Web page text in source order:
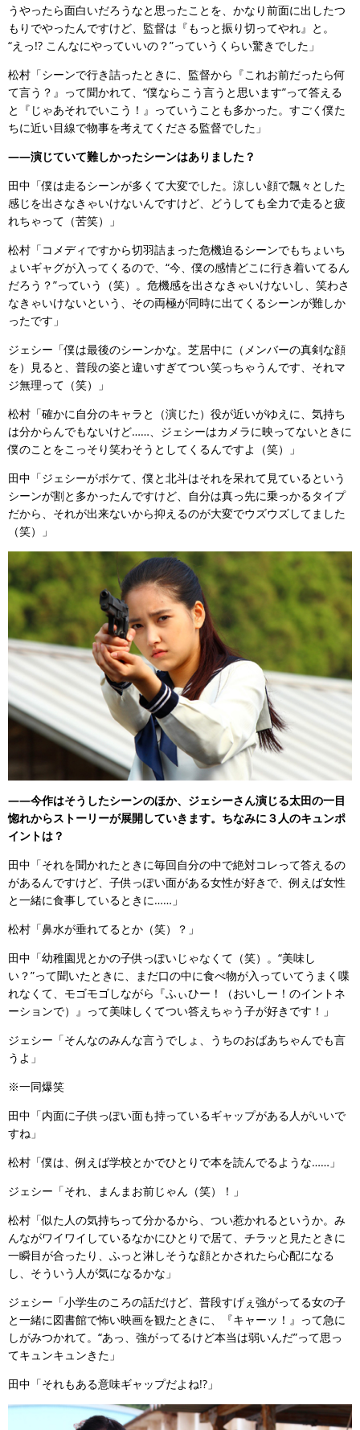
うやったら面白いだろうなと思ったことを、かなり前面に出したつ
もりでやったんですけど、監督は『もっと振り切ってやれ』と。
“えっ!? こんなにやっていいの？”っていうくらい驚きでした」
松村「シーンで行き詰ったときに、監督から『これお前だったら何
て言う？』って聞かれて、“僕ならこう言うと思います”って答える
と『じゃあそれでいこう！』っていうことも多かった。すごく僕た
ちに近い目線で物事を考えてくださる監督でした」
――演じていて難しかったシーンはありました？
田中「僕は走るシーンが多くて大変でした。涼しい顔で飄々とした
感じを出さなきゃいけないんですけど、どうしても全力で走ると疲
れちゃって（苦笑）」
松村「コメディですから切羽詰まった危機迫るシーンでもちょいち
ょいギャグが入ってくるので、“今、僕の感情どこに行き着いてるん
だろう？”っていう（笑）。危機感を出さなきゃいけないし、笑わさ
なきゃいけないという、その両極が同時に出てくるシーンが難しか
ったです」
ジェシー「僕は最後のシーンかな。芝居中に（メンバーの真剣な顔
を）見ると、普段の姿と違いすぎてつい笑っちゃうんです、それマ
ジ無理って（笑）」
松村「確かに自分のキャラと（演じた）役が近いがゆえに、気持ち
は分からんでもないけど……、ジェシーはカメラに映ってないときに
僕のことをこっそり笑わそうとしてくるんですよ（笑）」
田中「ジェシーがボケて、僕と北斗はそれを呆れて見ているという
シーンが割と多かったんですけど、自分は真っ先に乗っかるタイプ
だから、それが出来ないから抑えるのが大変でウズウズしてました
（笑）」
――今作はそうしたシーンのほか、ジェシーさん演じる太田の一目
惚れからストーリーが展開していきます。ちなみに３人のキュンポ
イントは？
田中「それを聞かれたときに毎回自分の中で絶対コレって答えるの
があるんですけど、子供っぽい面がある女性が好きで、例えば女性
と一緒に食事しているときに……」
松村「鼻水が垂れてるとか（笑）？」
田中「幼稚園児とかの子供っぽいじゃなくて（笑）。“美味し
い？”って聞いたときに、まだ口の中に食べ物が入っていてうまく喋
れなくて、モゴモゴしながら『ふぃひー！（おいしー！のイントネ
ーションで）』って美味しくてつい答えちゃう子が好きです！」
ジェシー「そんなのみんな言うでしょ、うちのおばあちゃんでも言
うよ」
※一同爆笑
田中「内面に子供っぽい面も持っているギャップがある人がいいで
すね」
松村「僕は、例えば学校とかでひとりで本を読んでるような……」
ジェシー「それ、まんまお前じゃん（笑）！」
松村「似た人の気持ちって分かるから、つい惹かれるというか。み
んながワイワイしているなかにひとりで居て、チラッと見たときに
一瞬目が合ったり、ふっと淋しそうな顔とかされたら心配になる
し、そういう人が気になるかな」
ジェシー「小学生のころの話だけど、普段すげぇ強がってる女の子
と一緒に図書館で怖い映画を観たときに、『キャーッ！』って急に
しがみつかれて。“あっ、強がってるけど本当は弱いんだ”って思っ
てキュンキュンきた」
田中「それもある意味ギャップだよね!?」